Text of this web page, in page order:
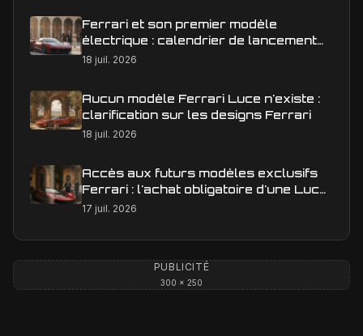
Ferrari et son premier modèle
électrique : calendrier de lancement
en Europe
18 juil. 2026
Aucun modèle Ferrari Luce n'existe :
clarification sur les designs Ferrari
18 juil. 2026
Accès aux futurs modèles exclusifs
Ferrari : l'achat obligatoire d'une Luce
est-il une réalité ?
17 juil. 2026
PUBLICITÉ
300 × 250